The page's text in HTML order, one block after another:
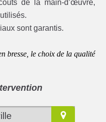
de la main-d’œuvre,
sont garantis.
bresse, le choix de la qualité